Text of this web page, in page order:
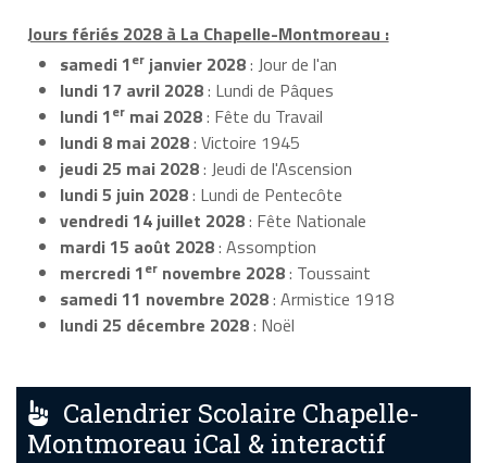
Jours fériés 2028 à La Chapelle-Montmoreau :
samedi 1er janvier 2028: Jour de l'an
lundi 17 avril 2028: Lundi de Pâques
lundi 1er mai 2028: Fête du Travail
lundi 8 mai 2028: Victoire 1945
jeudi 25 mai 2028: Jeudi de l'Ascension
lundi 5 juin 2028: Lundi de Pentecôte
vendredi 14 juillet 2028: Fête Nationale
mardi 15 août 2028: Assomption
mercredi 1er novembre 2028: Toussaint
samedi 11 novembre 2028: Armistice 1918
lundi 25 décembre 2028: Noël
Calendrier Scolaire Chapelle-
Montmoreau iCal & interactif